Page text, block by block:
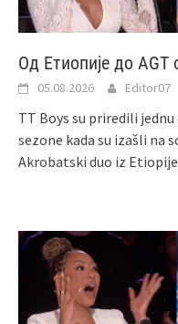
Од Етиопије до
05.08.2026 Editor07
TT Boys su priredili
sezone kada su izašli na
Akrobatski duo iz